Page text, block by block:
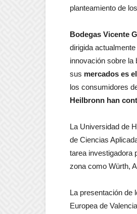
planteamiento de
Bodegas Vicente
dirigida
innovación sobre la
sus mercados es
los consumidores
Heilbronn han
La Universidad de
de Ciencias
tarea investigadora
zona como Würth,
La presentación de
Europea de